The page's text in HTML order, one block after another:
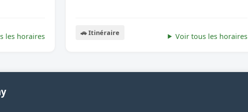
les horaires 🚗 Itinéraire Voir tous les horaires